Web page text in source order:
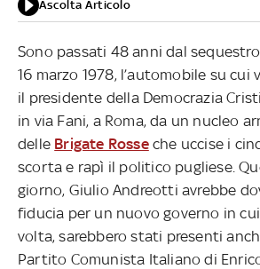
Ascolta Articolo
Sono passati 48 anni dal
16 marzo 1978, l’automobile su cui
il presidente della Democrazia
in via Fani, a Roma, da un nucleo
delle Brigate Rosseche uccise i
scorta e rapì il politico pugliese.
giorno, Giulio Andreotti avrebbe
fiducia per un nuovo governo in
volta, sarebbero stati presenti
Partito Comunista Italiano di